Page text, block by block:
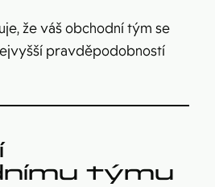
že váš obchodní tým se
pravděpodobností
týmu